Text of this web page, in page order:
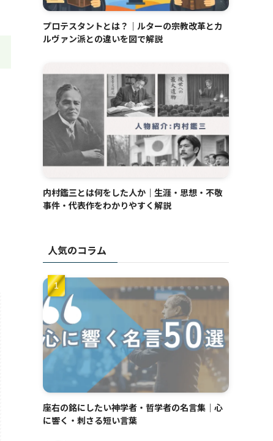
プロテスタントとは？｜ルターの宗教改革とカ
ルヴァン派との違いを図で解説
内村鑑三とは何をした人か｜生涯・思想・不敬
事件・代表作をわかりやすく解説
人気のコラム
座右の銘にしたい神学者・哲学者の名言集｜心
に響く・刺さる短い言葉